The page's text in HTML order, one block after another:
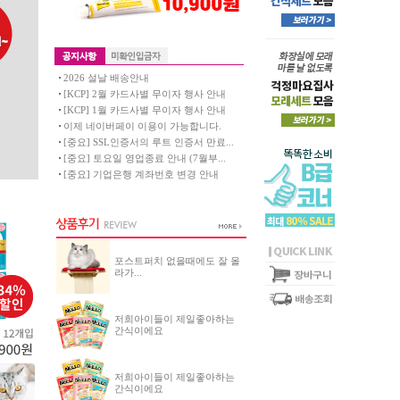
2026 설날 배송안내
[KCP] 2월 카드사별 무이자 행사 안내
[KCP] 1월 카드사별 무이자 행사 안내
이제 네이버페이 이용이 가능합니다.
[중요] SSL인증서의 루트 인증서 만료...
[중요] 토요일 영업종료 안내 (7월부...
[중요] 기업은행 계좌번호 변경 안내
포스트퍼치 없을때에도 잘 올
라가...
저희아이들이 제일좋아하는
간식이에요
저희아이들이 제일좋아하는
간식이에요